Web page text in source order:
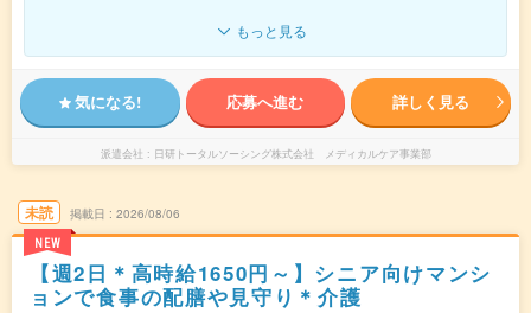
もっと見る
気になる! 応募へ進む 詳しく見る
派遣会社 日研トータルソーシング株式会社 メディカルケア事業部
未読
NEW
掲載日 2026/08/06
【週2日＊高時給1650円～】シニア向けマンシ
ョンで食事の配膳や見守り＊介護